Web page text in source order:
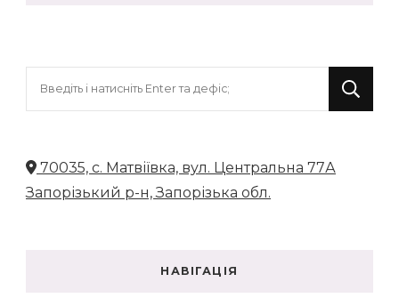
70035, с. Матвіївка, вул. Центральна 77А
Запорізький р-н, Запорізька обл.
НАВІГАЦІЯ